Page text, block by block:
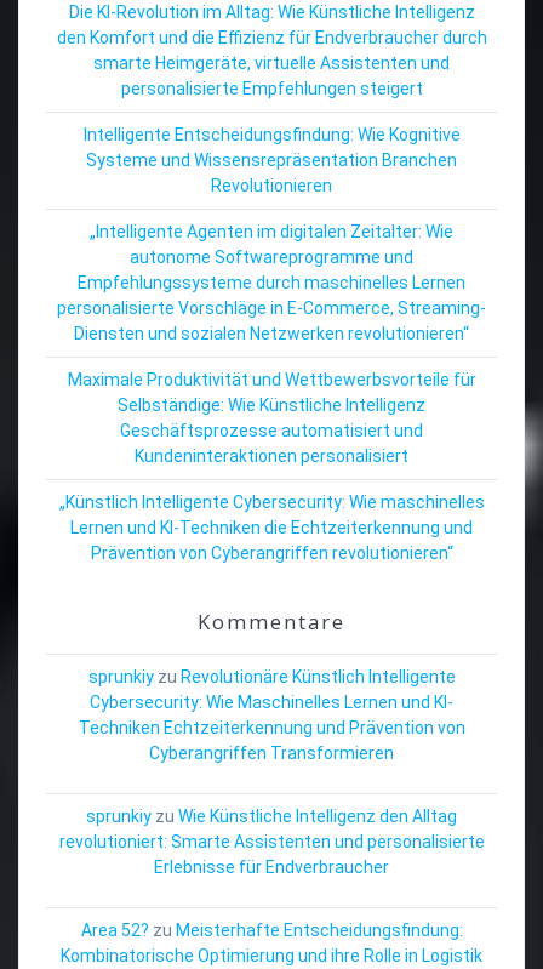
Die KI-Revolution im Alltag: Wie Künstliche Intelligenz
den Komfort und die Effizienz für Endverbraucher durch
smarte Heimgeräte, virtuelle Assistenten und
personalisierte Empfehlungen steigert
Intelligente Entscheidungsfindung: Wie Kognitive
Systeme und Wissensrepräsentation Branchen
Revolutionieren
„Intelligente Agenten im digitalen Zeitalter: Wie
autonome Softwareprogramme und
Empfehlungssysteme durch maschinelles Lernen
personalisierte Vorschläge in E-Commerce, Streaming-
Diensten und sozialen Netzwerken revolutionieren“
Maximale Produktivität und Wettbewerbsvorteile für
Selbständige: Wie Künstliche Intelligenz
Geschäftsprozesse automatisiert und
Kundeninteraktionen personalisiert
„Künstlich Intelligente Cybersecurity: Wie maschinelles
Lernen und KI-Techniken die Echtzeiterkennung und
Prävention von Cyberangriffen revolutionieren“
Kommentare
sprunkiyzu Revolutionäre Künstlich Intelligente
Cybersecurity: Wie Maschinelles Lernen und KI-
Techniken Echtzeiterkennung und Prävention von
Cyberangriffen Transformieren
sprunkiy zu Wie Künstliche Intelligenz den Alltag
revolutioniert: Smarte Assistenten und personalisierte
Erlebnisse für Endverbraucher
Area 52? zu Meisterhafte Entscheidungsfindung:
Kombinatorische Optimierung und ihre Rolle in Logistik